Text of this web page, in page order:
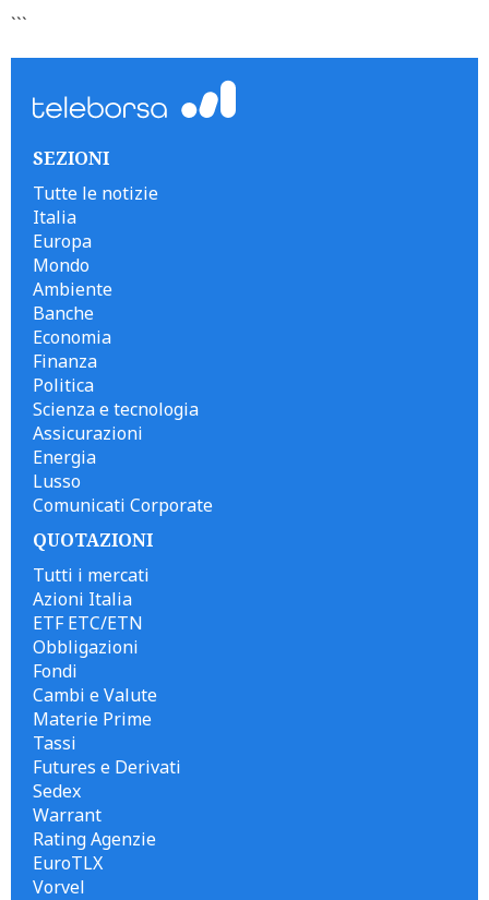
```
SEZIONI
Tutte le notizie
Italia
Europa
Mondo
Ambiente
Banche
Economia
Finanza
Politica
Scienza e tecnologia
Assicurazioni
Energia
Lusso
Comunicati Corporate
QUOTAZIONI
Tutti i mercati
Azioni Italia
ETF ETC/ETN
Obbligazioni
Fondi
Cambi e Valute
Materie Prime
Tassi
Futures e Derivati
Sedex
Warrant
Rating Agenzie
EuroTLX
Vorvel